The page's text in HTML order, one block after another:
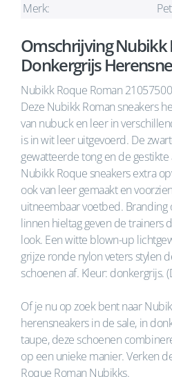
Merk:
Omschrijving Nubikk
Donkergrijs
Nubikk Roque Roman
Deze Nubikk Roman sneakers
van nubuck en leer in
is in wit leer uitgevoerd. De
gewatteerde tong en de
Nubikk Roque sneakers extra
ook van leer gemaakt en
uitneembaar voetbed. Branding
linnen hieltag geven de trainers
look. Een witte blown-up
grijze ronde nylon veters stylen
schoenen af. Kleur: donkergrijs.
Of je nu op zoek bent naar
herensneakers in de sale, in
taupe, deze schoenen
op een unieke manier. Verken
Roque Roman Nubikks.